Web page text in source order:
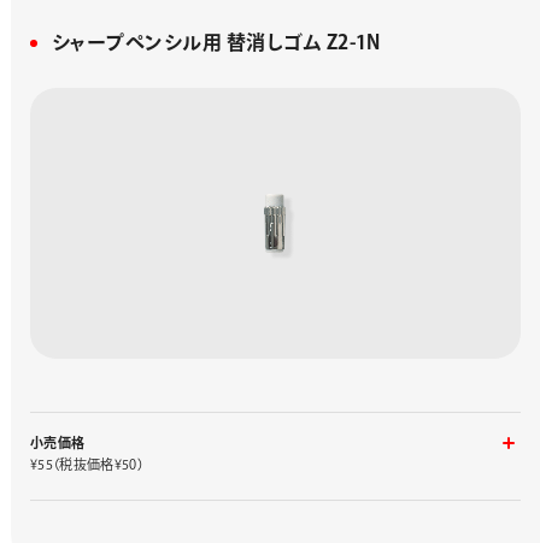
シャープペンシル用 替消しゴム Z2-1N
小売価格
¥55（税抜価格¥50）